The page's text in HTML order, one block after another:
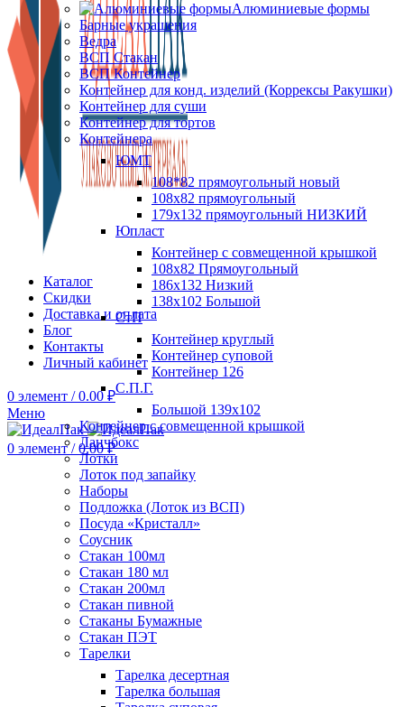
Каталог
Скидки
Доставка и оплата
Блог
Контакты
Личный кабинет
0 элемент / 0.00₽
Меню
0 элемент / 0.00₽
Алюминиевые формы
Барные украшения
Ведра
ВСП Стакан
ВСП Контейнер
Контейнер для конд. изделий (Коррексы Ракушки)
Контейнер для суши
Контейнер для тортов
Контейнера
ЮМТ
108*82 прямоугольный новый
108х82 прямоугольный
179х132 прямоугольный НИЗКИЙ
Юпласт
Контейнер с совмещенной крышкой
108х82 Прямоугольный
186х132 Низкий
138х102 Большой
СтП
Контейнер круглый
Контейнер суповой
Контейнер 126
С.П.Г.
Большой 139х102
Контейнер с совмещенной крышкой
Ланчбокс
Лотки
Лоток под запайку
Наборы
Подложка (Лоток из ВСП)
Посуда «Кристалл»
Соусник
Стакан 100мл
Стакан 180 мл
Стакан 200мл
Стакан пивной
Стаканы Бумажные
Стакан ПЭТ
Тарелки
Тарелка десертная
Тарелка большая